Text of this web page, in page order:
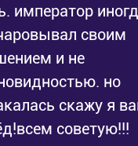
император
своим
и не
но
скажу я
советую!!!